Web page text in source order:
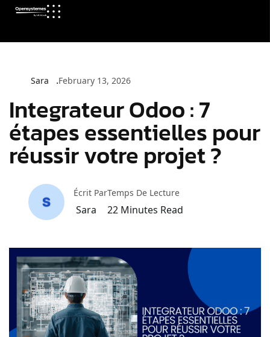
Sara February 13, 2026
Integrateur Odoo : 7
étapes essentielles pour
réussir votre projet ?
Écrit Par
Sara
Temps De Lecture
22 Minutes Read